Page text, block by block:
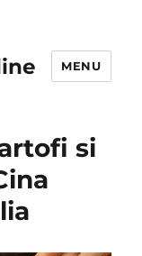
MENU
si